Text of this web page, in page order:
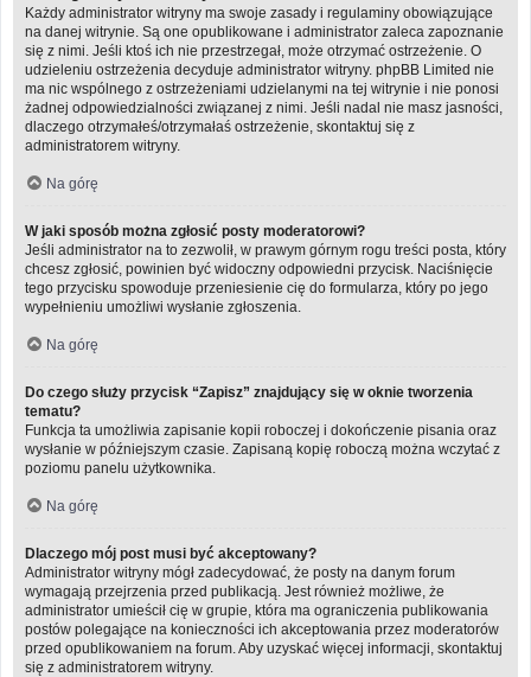
Każdy administrator witryny ma swoje zasady i regulaminy obowiązujące
na danej witrynie. Są one opublikowane i administrator zaleca zapoznanie
się z nimi. Jeśli ktoś ich nie przestrzegał, może otrzymać ostrzeżenie. O
udzieleniu ostrzeżenia decyduje administrator witryny. phpBB Limited nie
ma nic wspólnego z ostrzeżeniami udzielanymi na tej witrynie i nie ponosi
żadnej odpowiedzialności związanej z nimi. Jeśli nadal nie masz jasności,
dlaczego otrzymałeś/otrzymałaś ostrzeżenie, skontaktuj się z
administratorem witryny.
Na górę
W jaki sposób można zgłosić posty moderatorowi?
Jeśli administrator na to zezwolił, w prawym górnym rogu treści posta, który
chcesz zgłosić, powinien być widoczny odpowiedni przycisk. Naciśnięcie
tego przycisku spowoduje przeniesienie cię do formularza, który po jego
wypełnieniu umożliwi wysłanie zgłoszenia.
Na górę
Do czego służy przycisk “Zapisz” znajdujący się w oknie tworzenia
tematu?
Funkcja ta umożliwia zapisanie kopii roboczej i dokończenie pisania oraz
wysłanie w późniejszym czasie. Zapisaną kopię roboczą można wczytać z
poziomu panelu użytkownika.
Na górę
Dlaczego mój post musi być akceptowany?
Administrator witryny mógł zadecydować, że posty na danym forum
wymagają przejrzenia przed publikacją. Jest również możliwe, że
administrator umieścił cię w grupie, która ma ograniczenia publikowania
postów polegające na konieczności ich akceptowania przez moderatorów
przed opublikowaniem na forum. Aby uzyskać więcej informacji, skontaktuj
się z administratorem witryny.